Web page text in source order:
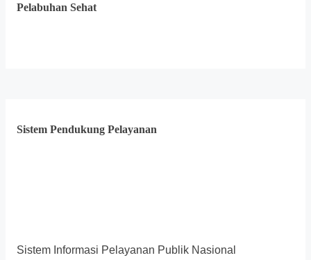
Pelabuhan Sehat
Sistem Pendukung Pelayanan
Sistem Informasi Pelayanan Publik Nasional